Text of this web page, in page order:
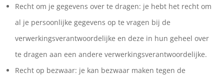
Recht om je gegevens over te dragen: je hebt het recht om
al je persoonlijke gegevens op te vragen bij de
verwerkingsverantwoordelijke en deze in hun geheel over
te dragen aan een andere verwerkingsverantwoordelijke.
Recht op bezwaar: je kan bezwaar maken tegen de